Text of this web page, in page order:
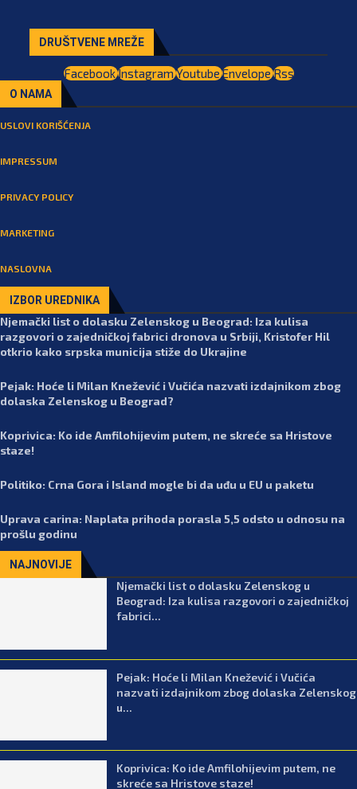
DRUŠTVENE MREŽE
FacebookInstagramYoutubeEnvelopeRss
O NAMA
USLOVI KORIŠĆENJA
IMPRESSUM
PRIVACY POLICY
MARKETING
NASLOVNA
IZBOR UREDNIKA
Njemački list o dolasku Zelenskog u Beograd: Iza kulisa
razgovori o zajedničkoj fabrici dronova u Srbiji, Kristofer Hil
otkrio kako srpska municija stiže do Ukrajine
Pejak: Hoće li Milan Knežević i Vučića nazvati izdajnikom zbog
dolaska Zelenskog u Beograd?
Koprivica: Ko ide Amfilohijevim putem, ne skreće sa Hristove
staze!
Politiko: Crna Gora i Island mogle bi da uđu u EU u paketu
Uprava carina: Naplata prihoda porasla 5,5 odsto u odnosu na
prošlu godinu
NAJNOVIJE
Njemački list o dolasku Zelenskog u
Beograd: Iza kulisa razgovori o zajedničkoj
fabrici...
Pejak: Hoće li Milan Knežević i Vučića
nazvati izdajnikom zbog dolaska Zelenskog
u...
Koprivica: Ko ide Amfilohijevim putem, ne
skreće sa Hristove staze!